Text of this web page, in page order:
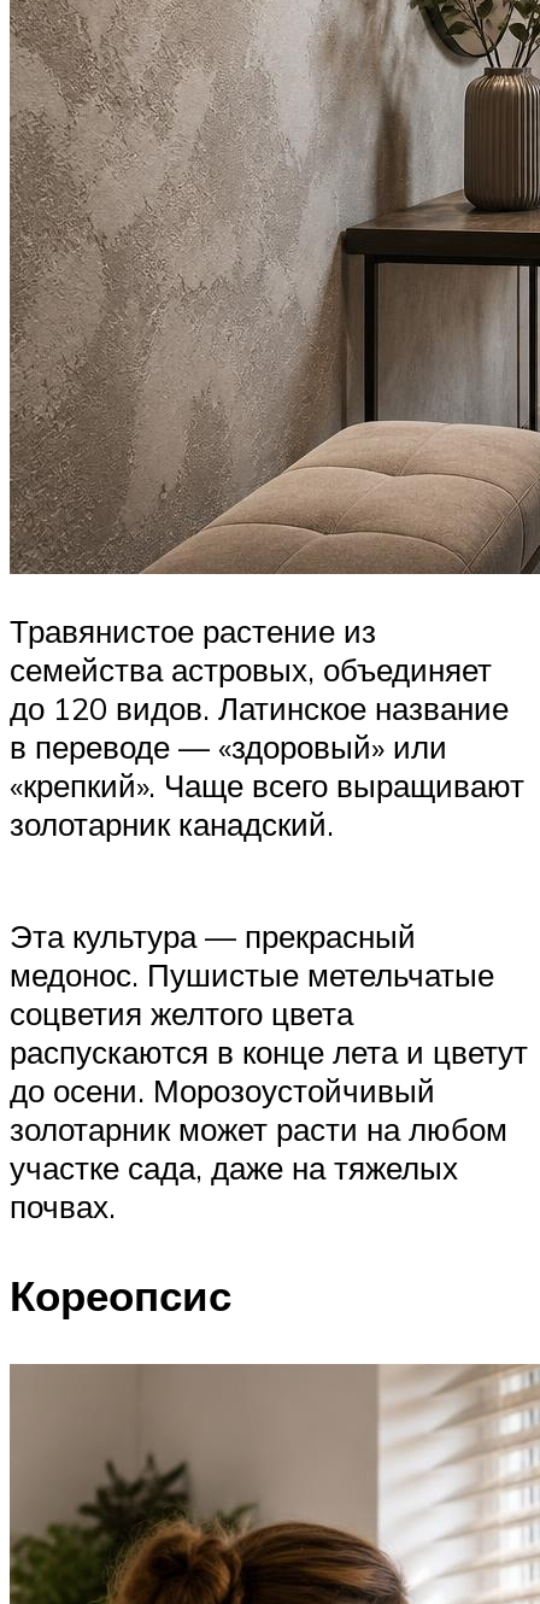
Травянистое растение из
семейства астровых, объединяет
до 120 видов. Латинское название
в переводе — «здоровый» или
«крепкий». Чаще всего выращивают
золотарник канадский.
Эта культура — прекрасный
медонос. Пушистые метельчатые
соцветия желтого цвета
распускаются в конце лета и цветут
до осени. Морозоустойчивый
золотарник может расти на любом
участке сада, даже на тяжелых
почвах.
Кореопсис